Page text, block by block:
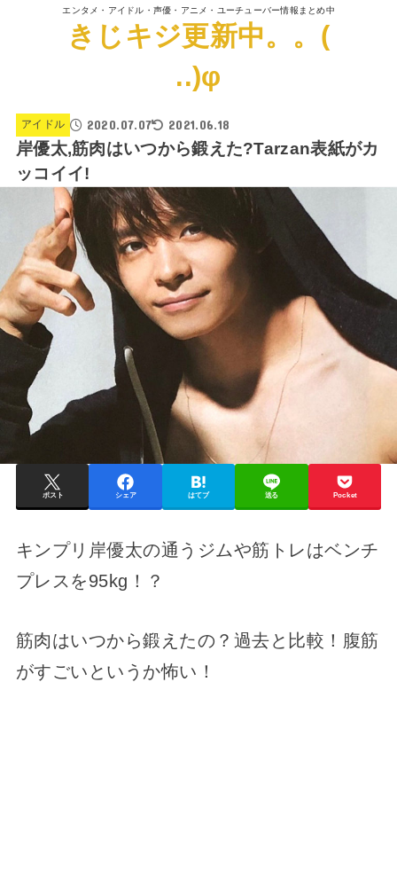
エンタメ・アイドル・声優・アニメ・ユーチューバー情報まとめ中
きじキジ更新中。。(
..)φ
アイドル 2020.07.07 2021.06.18
岸優太,筋肉はいつから鍛えた?Tarzan表紙がカ
ッコイイ!
ポスト シェア はてブ 送る Pocket
キンプリ岸優太の通うジムや筋トレはベンチ
プレスを95kg！？
筋肉はいつから鍛えたの？過去と比較！腹筋
がすごいというか怖い！